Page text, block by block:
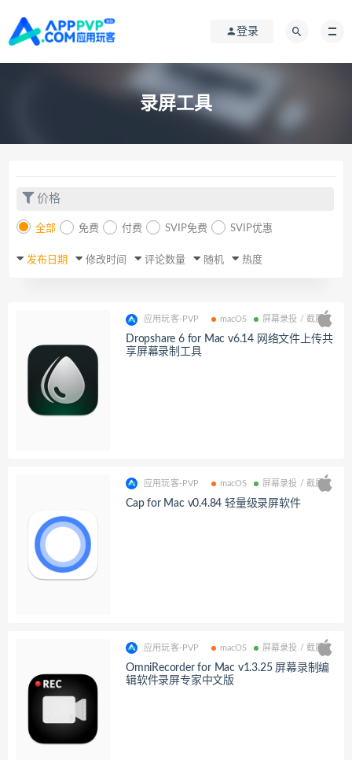
登录
录屏工具
价格
全部 免费 付费 SVIP免费 SVIP优惠
发布日期 修改时间 评论数量 随机 热度
应用玩客-PVP macOS 屏幕录投 / 截屏
Dropshare 6 for Mac v6.14 网络文件上传共
享屏幕录制工具
应用玩客-PVP macOS 屏幕录投 / 截屏
Cap for Mac v0.4.84 轻量级录屏软件
应用玩客-PVP macOS 屏幕录投 / 截屏
OmniRecorder for Mac v1.3.25 屏幕录制编
辑软件录屏专家中文版